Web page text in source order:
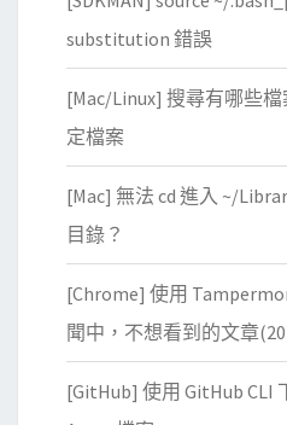
g
p
r
substitution 錯誤
[Mac/Linux] 搜尋有哪些
定檔案
[Mac] 無法 cd 進入 ~/
目錄？
[Chrome] 使用
聞中，不想看到的文章
[GitHub] 使用 GitHub CLI